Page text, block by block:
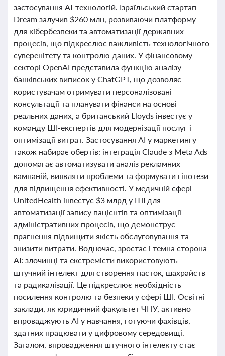
застосування AI-технологій. Ізраїльський стартап
Dream залучив $260 млн, розвиваючи платформу
для кібербезпеки та автоматизації державних
процесів, що підкреслює важливість технологічного
суверенітету та контролю даних. У фінансовому
секторі OpenAI представила функцію аналізу
банківських виписок у ChatGPT, що дозволяє
користувачам отримувати персоналізовані
консультації та планувати фінанси на основі
реальних даних, а британський Lloyds інвестує у
команду ШІ-експертів для модернізації послуг і
оптимізації витрат. Застосування AI у маркетингу
також набирає обертів: інтеграція Claude з Meta Ads
допомагає автоматизувати аналіз рекламних
кампаній, виявляти проблеми та формувати гіпотези
для підвищення ефективності. У медичній сфері
UnitedHealth інвестує $3 млрд у ШІ для
автоматизації запису пацієнтів та оптимізації
адміністративних процесів, що демонструє
прагнення підвищити якість обслуговування та
знизити витрати. Водночас, зростає і темна сторона
AI: злочинці та екстремісти використовують
штучний інтелект для створення пасток, шахрайств
та радикалізації. Це підкреслює необхідність
посилення контролю та безпеки у сфері ШІ. Освітні
заклади, як юридичний факультет ЧНУ, активно
впроваджують AI у навчання, готуючи фахівців,
здатних працювати у цифровому середовищі.
Загалом, впровадження штучного інтелекту стає